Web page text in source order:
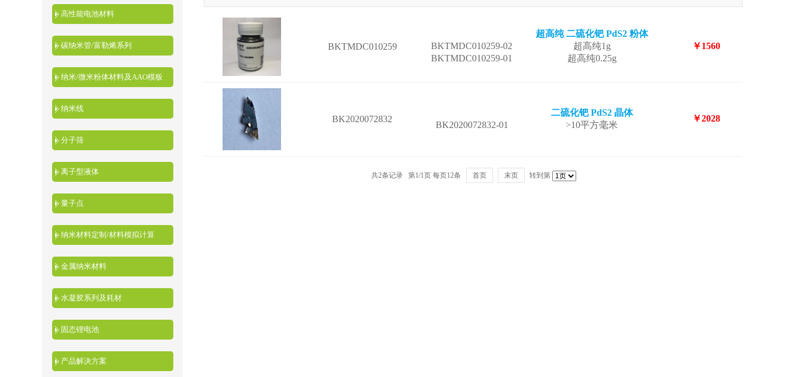
高性能电池材料
碳纳米管/富勒烯系列
纳米/微米粉体材料及AAO模板
纳米线
分子筛
离子型液体
量子点
纳米材料定制/材料模拟计算
金属纳米材料
水凝胶系列及耗材
固态锂电池
产品解决方案
BKTMDC010259
超高纯 二硫化钯 PdS2 粉体
BKTMDC010259-02
超高纯1g
BKTMDC010259-01
超高纯0.25g
￥1560
BK2020072832
二硫化钯 PdS2 晶体
BK2020072832-01
>10平方毫米
￥2028
共2条记录 第1/1页 每页12条 首页 末页 转到第